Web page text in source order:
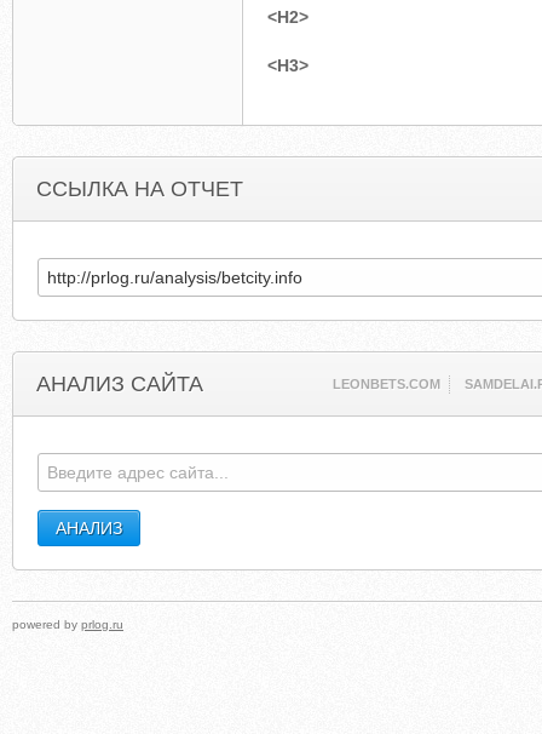
<H2>
<H3>
ССЫЛКА НА ОТЧЕТ
АНАЛИЗ САЙТА LEONBETS.COM
powered by prlog.ru